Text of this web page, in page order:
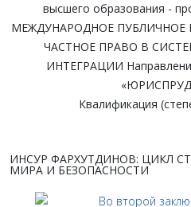
высшего образования -
МЕЖДУНАРОДНОЕ
ЧАСТНОЕ ПРАВО В
ИНТЕГРАЦИИ
Квалификация
ИНСУР ФАРХУТДИНОВ: ЦИКЛ
МИРА И БЕЗОПАСНОСТИ